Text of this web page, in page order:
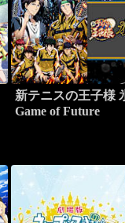
新テニスの王子様
Game of Future